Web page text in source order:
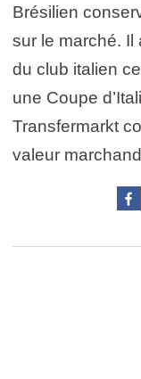
Brésilien
sur le marché. Il
du club italien
une Coupe
Transfermarkt
valeur